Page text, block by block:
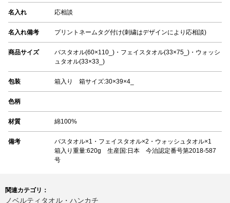
名入れ 応相談
名入れ備考 プリントネームタグ付け(刺繍はデザインにより応相談)
商品サイズ
バスタオル(60×110_)・フェイスタオル(33×75_)・ウォッシ
ュタオル(33×33_)
包装 箱入り 箱サイズ:30×39×4_
色柄
材質 綿100%
備考
バスタオル×1・フェイスタオル×2・ウォッシュタオル×1
箱入り重量:620g 生産国:日本 今治認定番号第2018-587
号
関連カテゴリ：
ノベルティタオル・ハンカチ